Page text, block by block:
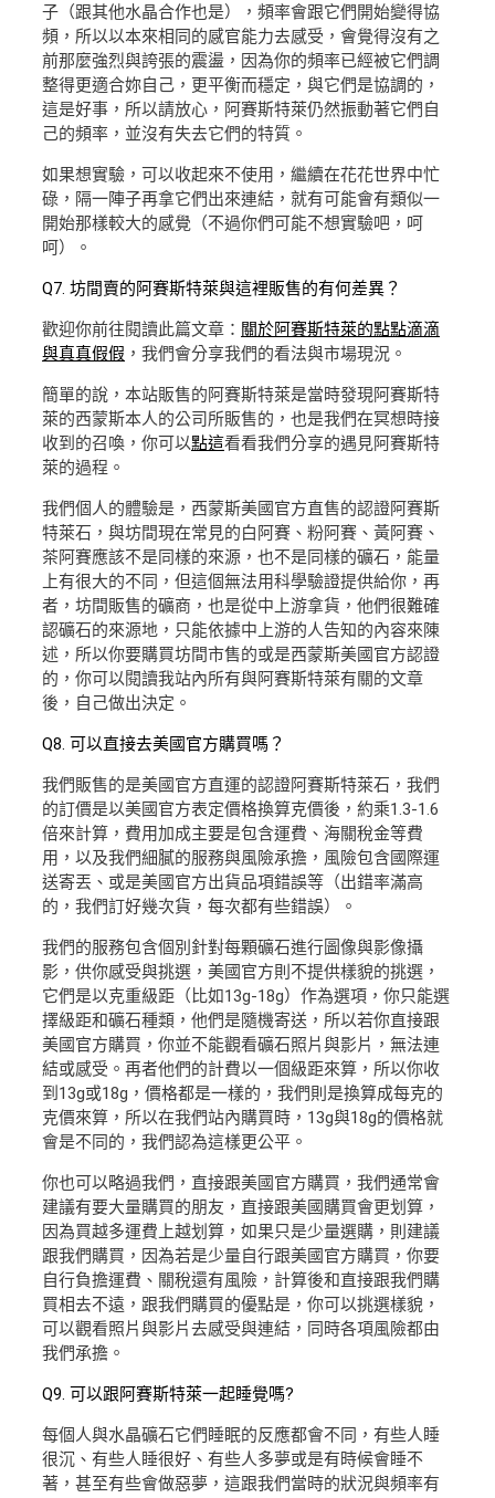
子（跟其他水晶合作也是），頻率會跟它們開始變得協
頻，所以以本來相同的感官能力去感受，會覺得沒有之
前那麼強烈與誇張的震盪，因為你的頻率已經被它們調
整得更適合妳自己，更平衡而穩定，與它們是協調的，
這是好事，所以請放心，阿賽斯特萊仍然振動著它們自
己的頻率，並沒有失去它們的特質。
如果想實驗，可以收起來不使用，繼續在花花世界中忙
碌，隔一陣子再拿它們出來連結，就有可能會有類似一
開始那樣較大的感覺（不過你們可能不想實驗吧，呵
呵）。
Q7. 坊間賣的阿賽斯特萊與這裡販售的有何差異？
歡迎你前往閱讀此篇文章： 關於阿賽斯特萊的點點滴滴
與真真假假 ，我們會分享我們的看法與市場現況。
簡單的說，本站販售的阿賽斯特萊是當時發現阿賽斯特
萊的西蒙斯本人的公司所販售的，也是我們在冥想時接
收到的召喚，你可以點這看看我們分享的遇見阿賽斯特
萊的過程。
我們個人的體驗是，西蒙斯美國官方直售的認證阿賽斯
特萊石，與坊間現在常見的白阿賽、粉阿賽、黃阿賽、
茶阿賽應該不是同樣的來源，也不是同樣的礦石，能量
上有很大的不同，但這個無法用科學驗證提供給你，再
者，坊間販售的礦商，也是從中上游拿貨，他們很難確
認礦石的來源地，只能依據中上游的人告知的內容來陳
述，所以你要購買坊間市售的或是西蒙斯美國官方認證
的，你可以閱讀我站內所有與阿賽斯特萊有關的文章
後，自己做出決定。
Q8. 可以直接去美國官方購買嗎？
我們販售的是美國官方直運的認證阿賽斯特萊石，我們
的訂價是以美國官方表定價格換算克價後，約乘1.3-1.6
倍來計算，費用加成主要是包含運費、海關稅金等費
用，以及我們細膩的服務與風險承擔，風險包含國際運
送寄丟、或是美國官方出貨品項錯誤等（出錯率滿高
的，我們訂好幾次貨，每次都有些錯誤）。
我們的服務包含個別針對每顆礦石進行圖像與影像攝
影，供你感受與挑選，美國官方則不提供樣貌的挑選，
它們是以克重級距（比如13g-18g）作為選項，你只能選
擇級距和礦石種類，他們是隨機寄送，所以若你直接跟
美國官方購買，你並不能觀看礦石照片與影片，無法連
結或感受。再者他們的計費以一個級距來算，所以你收
到13g或18g，價格都是一樣的，我們則是換算成每克的
克價來算，所以在我們站內購買時，13g與18g的價格就
會是不同的，我們認為這樣更公平。
你也可以略過我們，直接跟美國官方購買，我們通常會
建議有要大量購買的朋友，直接跟美國購買會更划算，
因為買越多運費上越划算，如果只是少量選購，則建議
跟我們購買，因為若是少量自行跟美國官方購買，你要
自行負擔運費、關稅還有風險，計算後和直接跟我們購
買相去不遠，跟我們購買的優點是，你可以挑選樣貌，
可以觀看照片與影片去感受與連結，同時各項風險都由
我們承擔。
Q9. 可以跟阿賽斯特萊一起睡覺嗎?
每個人與水晶礦石它們睡眠的反應都會不同，有些人睡
很沉、有些人睡很好、有些人多夢或是有時候會睡不
著，甚至有些會做惡夢，這跟我們當時的狀況與頻率有